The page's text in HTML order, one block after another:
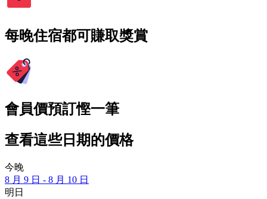
每晚住宿都可賺取獎賞
會員價預訂慳一筆
查看這些日期的價格
今晚
8 月 9 日 - 8 月 10 日
明日